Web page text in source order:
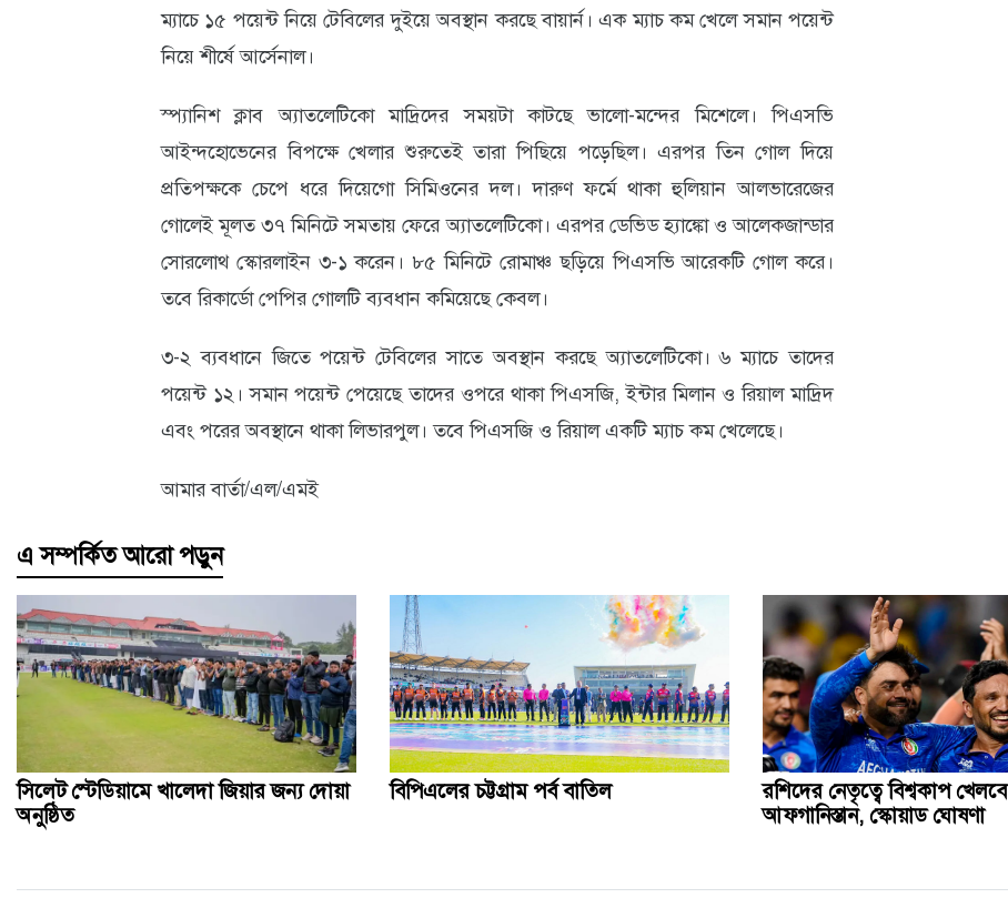
ম্যাচে ১৫ পয়েন্ট নিয়ে টেবিলের দুইয়ে অবস্থান করছে বায়ার্ন। এক ম্যাচ কম খেলে সমান পয়েন্ট
নিয়ে শীর্ষে আর্সেনাল।
স্প্যানিশ ক্লাব অ্যাতলেটিকো মাদ্রিদের সময়টা কাটছে ভালো-মন্দের মিশেলে। পিএসভি
আইন্দহোভেনের বিপক্ষে খেলার শুরুতেই তারা পিছিয়ে পড়েছিল। এরপর তিন গোল দিয়ে
প্রতিপক্ষকে চেপে ধরে দিয়েগো সিমিওনের দল। দারুণ ফর্মে থাকা হুলিয়ান আলভারেজের
গোলেই মূলত ৩৭ মিনিটে সমতায় ফেরে অ্যাতলেটিকো। এরপর ডেভিড হ্যাঙ্কো ও আলেকজান্ডার
সোরলোথ স্কোরলাইন ৩-১ করেন। ৮৫ মিনিটে রোমাঞ্চ ছড়িয়ে পিএসভি আরেকটি গোল করে।
তবে রিকার্ডো পেপির গোলটি ব্যবধান কমিয়েছে কেবল।
৩-২ ব্যবধানে জিতে পয়েন্ট টেবিলের সাতে অবস্থান করছে অ্যাতলেটিকো। ৬ ম্যাচে তাদের
পয়েন্ট ১২। সমান পয়েন্ট পেয়েছে তাদের ওপরে থাকা পিএসজি, ইন্টার মিলান ও রিয়াল মাদ্রিদ
এবং পরের অবস্থানে থাকা লিভারপুল। তবে পিএসজি ও রিয়াল একটি ম্যাচ কম খেলেছে।
আমার বার্তা/এল/এমই
এ সম্পর্কিত আরো পড়ুন
সিলেট স্টেডিয়ামে খালেদা জিয়ার জন্য দোয়া
অনুষ্ঠিত
বিপিএলের চট্টগ্রাম পর্ব বাতিল
রশিদের নেতৃত্বে বিশ্বকাপ খেলবে
আফগানিস্তান, স্কোয়াড ঘোষণা